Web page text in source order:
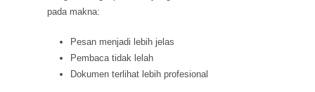
pada makna:
Pesan menjadi lebih jelas
Pembaca tidak lelah
Dokumen terlihat lebih profesional